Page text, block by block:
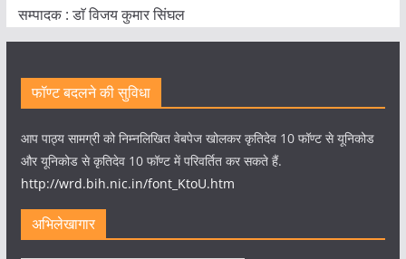
सम्पादक : डाॅ विजय कुमार सिंघल
फॉण्ट बदलने की सुविधा
आप पाठ्य सामग्री को निम्नलिखित वेबपेज खोलकर कृतिदेव 10 फॉण्ट से यूनिकोड
और यूनिकोड से कृतिदेव 10 फॉण्ट में परिवर्तित कर सकते हैं.
http://wrd.bih.nic.in/font_KtoU.htm
अभिलेखागार